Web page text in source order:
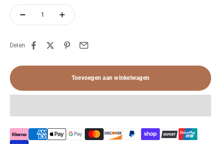
Delen
Toevoegen aan winkelwagen